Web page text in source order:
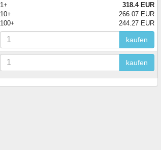
1+
318.4 EUR
10+
266.07 EUR
100+
244.27 EUR
kaufen
kaufen